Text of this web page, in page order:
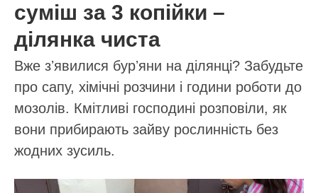
суміш за 3 копійки –
ділянка чиста
Вже зʼявилися бурʼяни на ділянці? Забудьте
про сапу, хімічні розчини і години роботи до
мозолів. Кмітливі господині розповіли, як
вони прибирають зайву рослинність без
жодних зусиль.